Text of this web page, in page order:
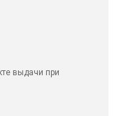
выдачи при